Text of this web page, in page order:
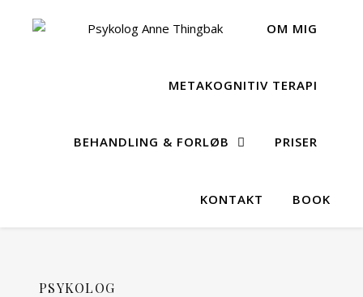
OM MIG
METAKOGNITIV TERAPI
BEHANDLING & FORLØB PRISER
KONTAKT BOOK
PSYKOLOG